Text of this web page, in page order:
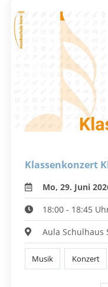
Klassenkonzert
Mo, 29. Juni
18:00 - 18:45
Aula Schulhaus
Musik Konzert